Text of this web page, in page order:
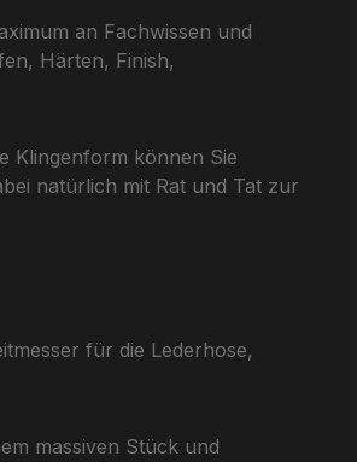
an Fachwissen und
Härten, Finish,
Klingenform können Sie
natürlich mit Rat und Tat zur
für die Lederhose,
massiven Stück und